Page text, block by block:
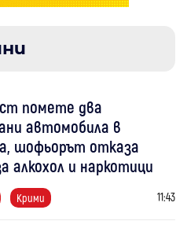
помете два
автомобила в
шофьорът отказа
алкохол и наркотици
Крими 11:43